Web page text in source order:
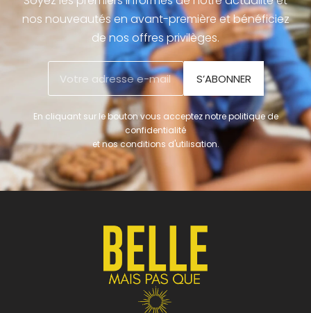
nos nouveautés en avant-première et bénéficiez
de nos offres privilèges.
S’ABONNER
En cliquant sur le bouton vous acceptez notre politique de
confidentialité
et nos conditions d'utilisation.